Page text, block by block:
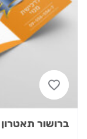
ברושור תאטרון